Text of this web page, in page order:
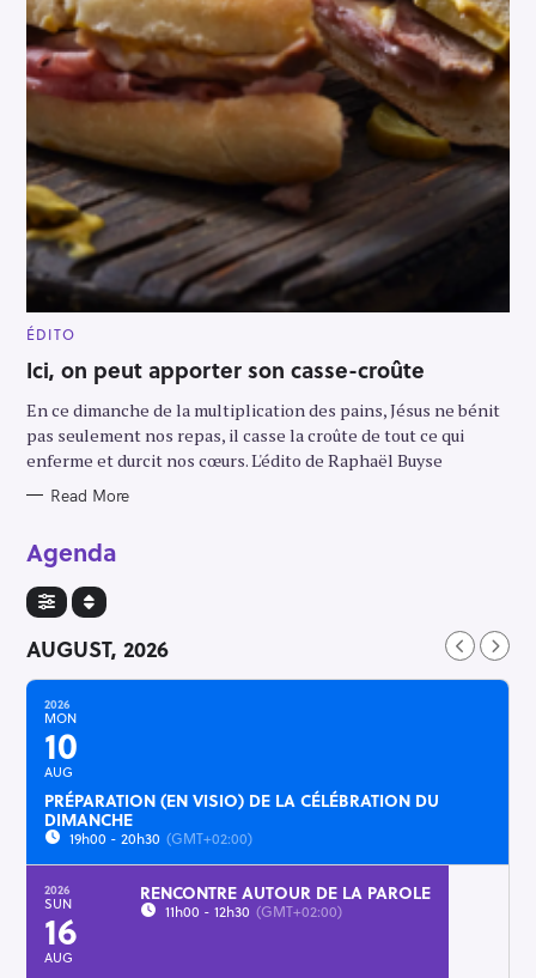
M
I
N
A
E
G
O
ÉDITO
Ici, on peut apporter son casse-croûte
En ce dimanche de la multiplication des pains, Jésus ne bénit
pas seulement nos repas, il casse la croûte de tout ce qui
enferme et durcit nos cœurs. L'édito de Raphaël Buyse
Read More
Agenda
AUGUST, 2026
2026
MON
10
AUG
PRÉPARATION (EN VISIO) DE LA CÉLÉBRATION DU
DIMANCHE
19h00 - 20h30 (GMT+02:00)
2026
SUN
16
AUG
RENCONTRE AUTOUR DE LA PAROLE
11h00 - 12h30 (GMT+02:00)
e
a
r
c
h
o
r